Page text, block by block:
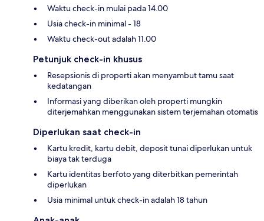
Waktu check-in mulai pada 14.00
Usia check-in minimal - 18
Waktu check-out adalah 11.00
Petunjuk check-in khusus
Resepsionis di properti akan menyambut tamu saat
kedatangan
Informasi yang diberikan oleh properti mungkin
diterjemahkan menggunakan sistem terjemahan otomatis
Diperlukan saat check-in
Kartu kredit, kartu debit, deposit tunai diperlukan untuk
biaya tak terduga
Kartu identitas berfoto yang diterbitkan pemerintah
diperlukan
Usia minimal untuk check-in adalah 18 tahun